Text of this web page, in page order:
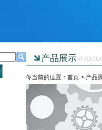
产品展示
你当前的位置：首页 > 产品